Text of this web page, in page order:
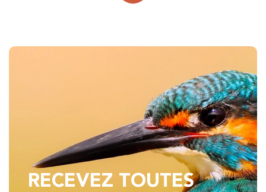
RECEVEZ TOUTES